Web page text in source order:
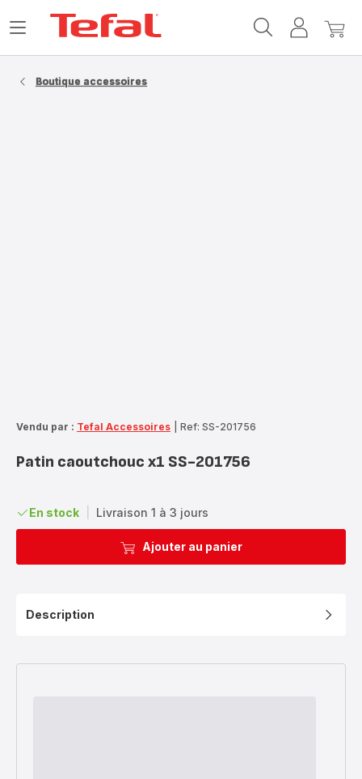
MonMon
Ouvrir
Boutique accessoires
Vendu par : Tefal Accessoires Ref: SS-201756
Patin caoutchouc x1 SS-201756
En stock Livraison 1 à 3 jours
Ajouter au panier
Description